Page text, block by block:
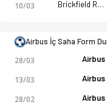
10/03 Brickfield Rangers
Airbus İç Saha Form
28/03 Airbus
13/03 Airbus
28/02 Airbus